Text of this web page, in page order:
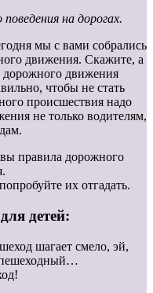
на дорогах.
мы с вами собрались
движения. Скажите, а
дорожного движения
чтобы не стать
происшествия надо
не только водителям,
правила дорожного
их отгадать.
детей:
шагает смело, эй,